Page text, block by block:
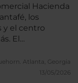
Hacienda
los
y el centro
El
son muy
Atlanta, Georgia
13/05/2026